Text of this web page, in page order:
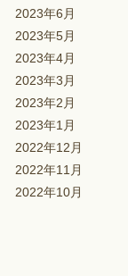
2023年6月
2023年5月
2023年4月
2023年3月
2023年2月
2023年1月
2022年12月
2022年11月
2022年10月